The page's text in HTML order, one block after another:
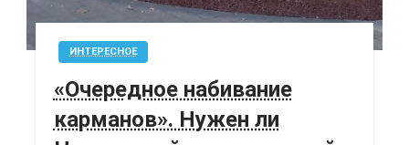
ИНТЕРЕСНОЕ
«Очередное набивание
карманов». Нужен ли